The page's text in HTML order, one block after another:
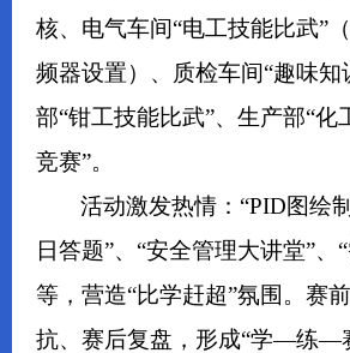
核、电气车间“电工技能比武”
频器设置）、质检车间“趣味知
部“钳工技能比武”、生产部“化
竞赛”。
活动激发热情：“PID图绘
日答题”、“安全管理大讲堂”、
等，营造“比学赶超”氛围。赛
抗、赛后复盘，形成“学—练—